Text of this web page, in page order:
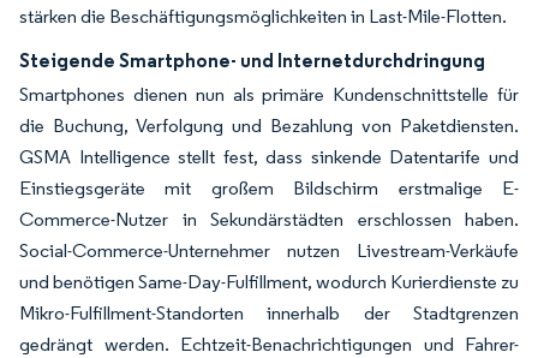
stärken die Beschäftigungsmöglichkeiten in Last-Mile-Flotten.
Steigende Smartphone- und Internetdurchdringung
Smartphones dienen nun als primäre Kundenschnittstelle für
die Buchung, Verfolgung und Bezahlung von Paketdiensten.
GSMA Intelligence stellt fest, dass sinkende Datentarife und
Einstiegsgeräte mit großem Bildschirm erstmalige E-
Commerce-Nutzer in Sekundärstädten erschlossen haben.
Social-Commerce-Unternehmer nutzen Livestream-Verkäufe
und benötigen Same-Day-Fulfillment, wodurch Kurierdienste zu
Mikro-Fulfillment-Standorten innerhalb der Stadtgrenzen
gedrängt werden. Echtzeit-Benachrichtigungen und Fahrer-